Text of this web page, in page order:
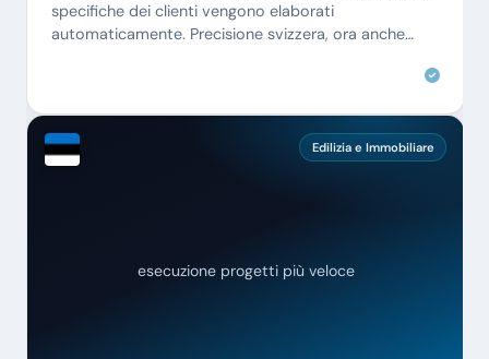
specifiche dei clienti vengono elaborati
automaticamente. Precisione svizzera, ora anche
Edilizia e Immobiliare
esecuzione progetti più veloce